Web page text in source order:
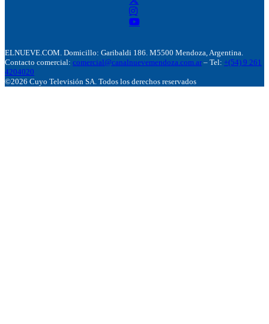
ELNUEVE.COM. Domicillo: Garibaldi 186. M5500 Mendoza, Argentina.
Contacto comercial: comercial@canalnuevemendoza.com.ar – Tel: +(54) 9 261
4204020
©2026 Cuyo Televisión SA. Todos los derechos reservados